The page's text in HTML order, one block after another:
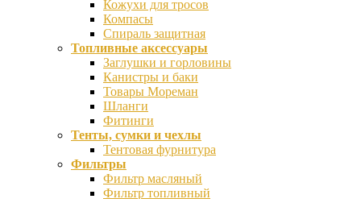
Кожухи для тросов
Компасы
Спираль защитная
Топливные аксессуары
Заглушки и горловины
Канистры и баки
Товары Мореман
Шланги
Фитинги
Тенты, сумки и чехлы
Тентовая фурнитура
Фильтры
Фильтр масляный
Фильтр топливный